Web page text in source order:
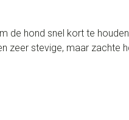
de hond snel kort te
zeer stevige, maar